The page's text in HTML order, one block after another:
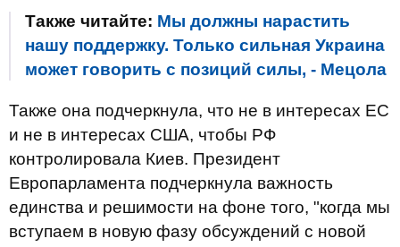
Также читайте: Мы должны нарастить
нашу поддержку. Только сильная Украина
может говорить с позиций силы, - Мецола
Также она подчеркнула, что не в интересах ЕС
и не в интересах США, чтобы РФ
контролировала Киев. Президент
Европарламента подчеркнула важность
единства и решимости на фоне того, "когда мы
вступаем в новую фазу обсуждений с новой